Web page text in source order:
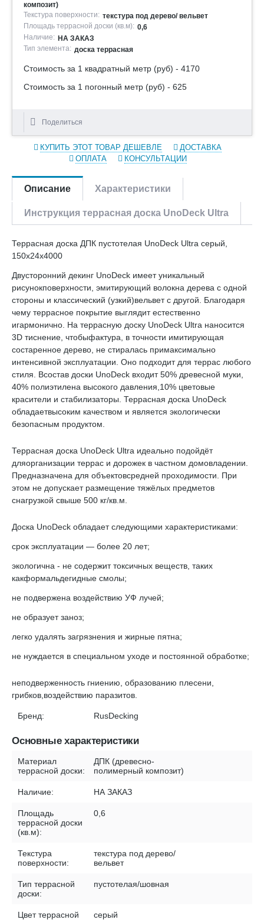
композит)
Текстура поверхности: текстура под дерево/ вельвет
Площадь террасной доски (кв.м): 0,6
Наличие: НА ЗАКАЗ
Тип элемента: доска террасная
Стоимость за 1 квадратный метр (руб) - 4170
Стоимость за 1 погонный метр (руб) - 625
Поделиться
КУПИТЬ ЭТОТ ТОВАР ДЕШЕВЛЕ
ДОСТАВКА
ОПЛАТА
КОНСУЛЬТАЦИИ
Описание Характеристики
Инструкция террасная доска UnoDeck Ultra
Террасная доска ДПК пустотелая UnoDeck Ultra серый,
150х24х4000
Двусторонний декинг UnoDeck имеет уникальный
рисунокповерхности, эмитирующий волокна дерева с одной
стороны и классический (узкий)вельвет с другой. Благодаря
чему террасное покрытие выглядит естественно
игармонично. На террасную доску UnoDeck Ultra наносится
3D тиснение, чтобыфактура, в точности имитирующая
состаренное дерево, не стиралась примаксимально
интенсивной эксплуатации. Оно подходит для террас любого
стиля. Всостав доски UnoDeck входит 50% древесной муки,
40% полиэтилена высокого давления,10% цветовые
красители и стабилизаторы. Террасная доска UnoDeck
обладаетвысоким качеством и является экологически
безопасным продуктом.
Террасная доска UnoDeck Ultra идеально подойдёт
дляорганизации террас и дорожек в частном домовладении.
Предназначена для объектовсредней проходимости. При
этом не допускает размещение тяжёлых предметов
снагрузкой свыше 500 кг/кв.м.
Доска UnoDeck обладает следующими характеристиками:
срок эксплуатации — более 20 лет;
экологична - не содержит токсичных веществ, таких
какформальдегидные смолы;
не подвержена воздействию УФ лучей;
не образует заноз;
легко удалять загрязнения и жирные пятна;
не нуждается в специальном уходе и постоянной обработке;
неподверженность гниению, образованию плесени,
грибков,воздействию паразитов.
Бренд: RusDecking
Основные характеристики
Материал
террасной доски:
ДПК (древесно-
полимерный композит)
Наличие: НА ЗАКАЗ
Площадь
террасной доски
(кв.м):
0,6
Текстура
поверхности:
текстура под дерево/
вельвет
Тип террасной
доски:
пустотелая/шовная
Цвет террасной
серый